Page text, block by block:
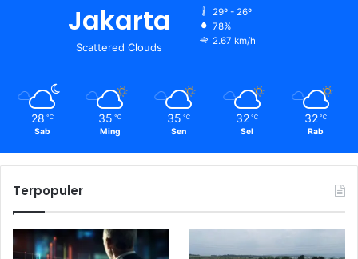
Jakarta
Scattered Clouds
29º - 26º
78%
2.67 km/h
28 ℃
Sab
35 ℃
Ming
35 ℃
Sen
32 ℃
Sel
32 ℃
Rab
Terpopuler